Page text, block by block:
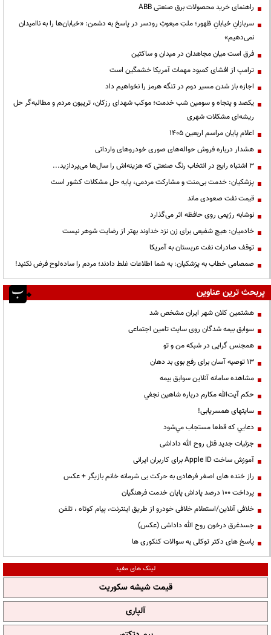
راهنمای خرید محصولات برق صنعتی ABB
سربازانِ خیابانِ ظهور؛ ملتِ مبعوثِ رودسر در پاسخ به دشمن: «خیابان‌ها را به ناامیدان
نمی‌دهیم»
فرق است میان مجاهدان در میدان و ساکتین
ترامپ از افشای کمبود مهمات آمریکا خشمگین است
اجازه باز شدن مسیر دوم در تنگه هرمز را نخواهیم داد
یکصد و پنجاه و سومین شب خدمت؛ موکب شهدای رزکان، تریبون مردم و مطالبه‌گر حل
ریشه‌ای مشکلات شهری
اعلام پایان مراسم اربعین ۱۴۰۵
هشدار درباره فروش حواله‌های صوری خودروهای وارداتی
3 اشتباه رایج در انتخاب رنگ صنعتی که هزینه‌اش را سال‌ها می‌پردازید...
پزشکیان: خدمت بی‌منت و مشارکت مردمی، پایه حل مشکلات کشور است
قیمت نفت صعودی ماند
نوشابه رژیمی روی حافظه اثر می‌گذارد
خادمیان: هیچ شفیعی برای زن نزد خداوند بهتر از رضایت شوهر نیست
توقف صادرات نفت عربستان به آمریکا
صمصامی خطاب به پزشکیان: به شما اطلاعات غلط دادند؛ مردم را ساده‌لوح فرض نکنید!
پربحث ترین عناوین
هشتمین کلان شهر ایران مشخص شد
سوابق بیمه شدگان روی سایت تامین اجتماعی
همجنس گرایی در شبکه من و تو
13 توصیه آسان برای رفع بوی بد دهان
مشاهده سامانه آنلاين سوابق بیمه
حكم آيت‌الله مكارم درباره شاهين نجفي
سایتهای همسریابی!
دعايي كه قطعا مستجاب مي‌شود
جزئیات جدید قتل روح الله داداشی
آموزش ساخت Apple ID برای کاربران ایرانی
راز خنده های اصغر فرهادی به حرکت بی شرمانه خانم بازیگر + عکس
پرداخت ۱۰۰ درصد پاداش پایان خدمت فرهنگیان
خلافی آنلاین/استعلام خلافی خودرو از طریق اینترنت، پیام کوتاه ، تلفن
جسدغرق درخون روح الله داداشی (عکس)
پاسخ های دکتر توکلی به سوالات کنکوری ها
لینک های مفید
قیمت شیشه سکوریت
آلپاری